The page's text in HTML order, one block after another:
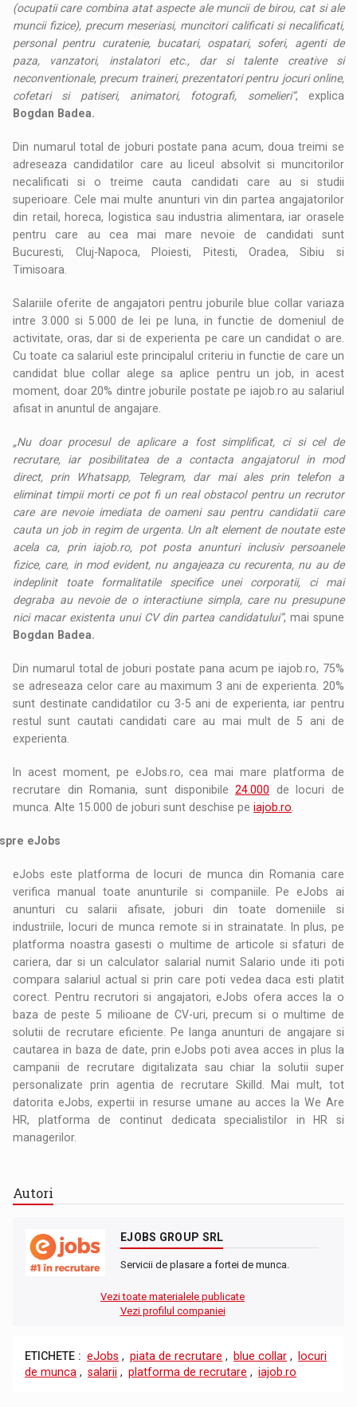
(ocupatii care combina atat aspecte ale muncii de birou, cat si ale
muncii fizice), precum meseriasi, muncitori calificati si necalificati,
personal pentru curatenie, bucatari, ospatari, soferi, agenti de
paza, vanzatori, instalatori etc., dar si talente creative si
neconventionale, precum traineri, prezentatori pentru jocuri online,
cofetari si patiseri, animatori, fotografi, somelieri”, explica
Bogdan Badea.
Din numarul total de joburi postate pana acum, doua treimi se
adreseaza candidatilor care au liceul absolvit si muncitorilor
necalificati si o treime cauta candidati care au si studii
superioare. Cele mai multe anunturi vin din partea angajatorilor
din retail, horeca, logistica sau industria alimentara, iar orasele
pentru care au cea mai mare nevoie de candidati sunt
Bucuresti, Cluj-Napoca, Ploiesti, Pitesti, Oradea, Sibiu si
Timisoara.
Salariile oferite de angajatori pentru joburile blue collar variaza
intre 3.000 si 5.000 de lei pe luna, in functie de domeniul de
activitate, oras, dar si de experienta pe care un candidat o are.
Cu toate ca salariul este principalul criteriu in functie de care un
candidat blue collar alege sa aplice pentru un job, in acest
moment, doar 20% dintre joburile postate pe iajob.ro au salariul
afisat in anuntul de angajare.
„Nu doar procesul de aplicare a fost simplificat, ci si cel de
recrutare, iar posibilitatea de a contacta angajatorul in mod
direct, prin Whatsapp, Telegram, dar mai ales prin telefon a
eliminat timpii morti ce pot fi un real obstacol pentru un recrutor
care are nevoie imediata de oameni sau pentru candidatii care
cauta un job in regim de urgenta. Un alt element de noutate este
acela ca, prin iajob.ro, pot posta anunturi inclusiv persoanele
fizice, care, in mod evident, nu angajeaza cu recurenta, nu au de
indeplinit toate formalitatile specifice unei corporatii, ci mai
degraba au nevoie de o interactiune simpla, care nu presupune
nici macar existenta unui CV din partea candidatului”, mai spune
Bogdan Badea.
Din numarul total de joburi postate pana acum pe iajob.ro, 75%
se adreseaza celor care au maximum 3 ani de experienta. 20%
sunt destinate candidatilor cu 3-5 ani de experienta, iar pentru
restul sunt cautati candidati care au mai mult de 5 ani de
experienta.
In acest moment, pe eJobs.ro, cea mai mare platforma de
recrutare din Romania, sunt disponibile24.000 de locuri de
munca. Alte 15.000 de joburi sunt deschise peiajob.ro
eJobs
eJobs este platforma de locuri de munca din Romania care
verifica manual toate anunturile si companiile. Pe eJobs ai
anunturi cu salarii afisate, joburi din toate domeniile si
industriile, locuri de munca remote si in strainatate. In plus, pe
platforma noastra gasesti o multime de articole si sfaturi de
cariera, dar si un calculator salarial numit Salario unde iti poti
compara salariul actual si prin care poti vedea daca esti platit
corect. Pentru recrutori si angajatori, eJobs ofera acces la o
baza de peste 5 milioane de CV-uri, precum si o multime de
solutii de recrutare eficiente. Pe langa anunturi de angajare si
cautarea in baza de date, prin eJobs poti avea acces in plus la
campanii de recrutare digitalizata sau chiar la solutii super
personalizate prin agentia de recrutare Skilld. Mai mult, tot
datorita eJobs, expertii in resurse umane au acces la We Are
HR, platforma de continut dedicata specialistilor in HR si
managerilor.
Autori
EJOBS GROUP SRL
Servicii de plasare a fortei de munca.
Vezi toate materialele publicate
Vezi profilul companiei
ETICHETE : eJobs , piata de recrutare , blue collar ,
locuri
de munca , salarii , platforma de recrutare , iajob.ro